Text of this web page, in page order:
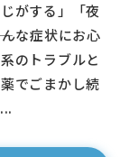
がする」「夜
な症状にお心
のトラブルと
でごまかし続